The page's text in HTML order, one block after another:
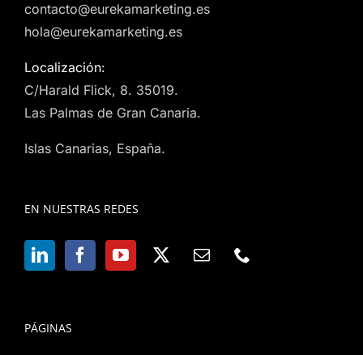
contacto@eurekamarketing.es
hola@eurekamarketing.es
Localización:
C/Harald Flick, 8. 35019.
Las Palmas de Gran Canaria.
Islas Canarias, España.
EN NUESTRAS REDES
PÁGINAS